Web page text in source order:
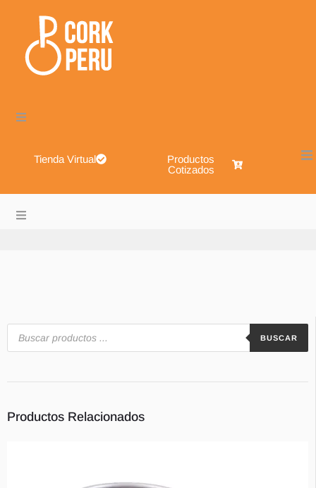
Tienda Virtual
Productos
Cotizados
Contacts
BUSCAR
Productos Relacionados